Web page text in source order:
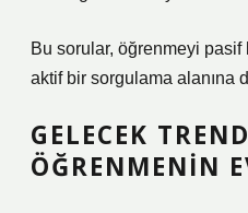
Bu sorular, öğrenmeyi pasif
aktif bir sorgulama alanına
GELECEK
ÖĞRENMENIN